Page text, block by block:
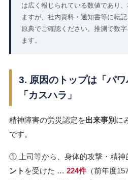
は広く報じられている数値であり
ますが、社内資料・通知書等に転
原典でご確認ください。推測で数
ます。
3. 原因のトップは「パ
「カスハラ」
精神障害の労災認定を出来事別 に
です。
① 上司等から、身体的攻撃・精神
ント を受けた … 224件（前年度